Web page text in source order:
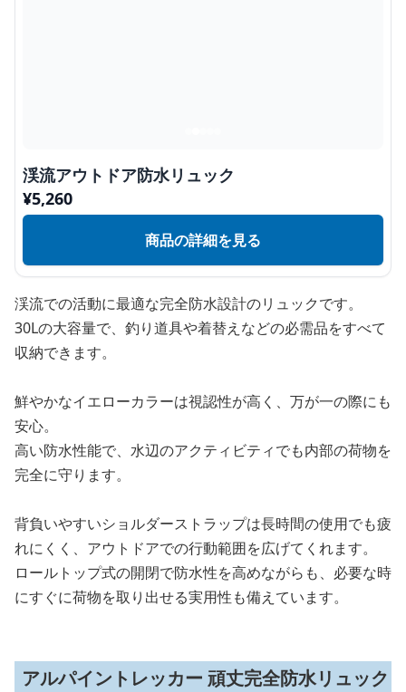
渓流アウトドア防水リュック
¥5,260
商品の詳細を見る
渓流での活動に最適な完全防水設計のリュックです。
30Lの大容量で、釣り道具や着替えなどの必需品をすべて
収納できます。
鮮やかなイエローカラーは視認性が高く、万が一の際にも
安心。
高い防水性能で、水辺のアクティビティでも内部の荷物を
完全に守ります。
背負いやすいショルダーストラップは長時間の使用でも疲
れにくく、アウトドアでの行動範囲を広げてくれます。
ロールトップ式の開閉で防水性を高めながらも、必要な時
にすぐに荷物を取り出せる実用性も備えています。
アルパイントレッカー 頑丈完全防水リュック